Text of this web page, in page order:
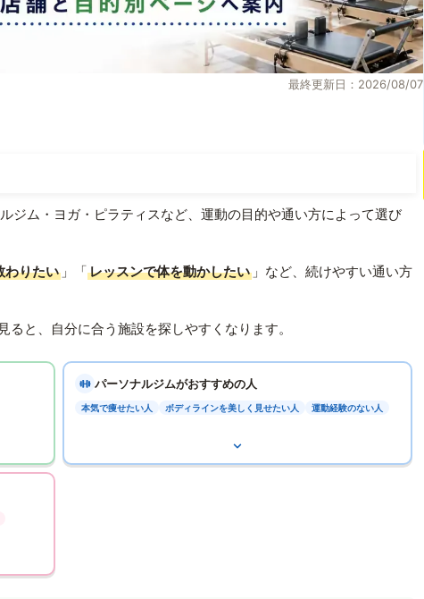
最終更新日：2026/08/07
ジム・ヨガ・ピラティスなど、運動の目的や通い方によって選び
わりたい 」「レッスンで体を動かしたい 」など、続けやすい通い方
ると、自分に合う施設を探しやすくなります。
パーソナルジムがおすすめの人
本気で痩せたい人 ボディラインを美しく見せたい人 運動経験のない人